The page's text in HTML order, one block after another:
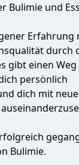
Bulimie und
Erfahrung
durch
gibt einen
persönlich
dich mit
Bulimie.